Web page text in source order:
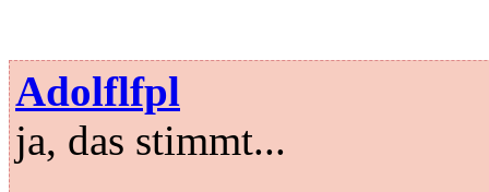
Adolflfpl
ja, das stimmt...